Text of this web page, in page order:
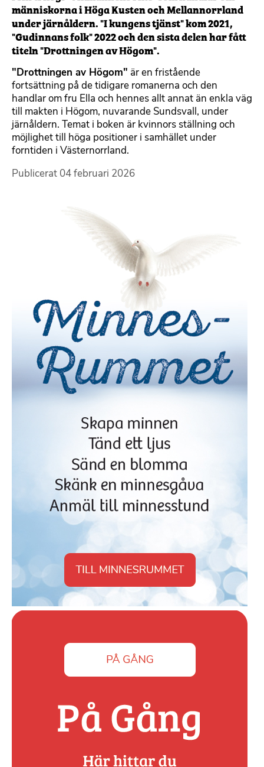
människorna i Höga Kusten och Mellannorrland
under järnåldern. "I kungens tjänst" kom 2021,
"Gudinnans folk" 2022 och den sista delen har fått
titeln "Drottningen av Högom".
"Drottningen av Högom" är en fristående
fortsättning på de tidigare romanerna och den
handlar om fru Ella och hennes allt annat än enkla väg
till makten i Högom, nuvarande Sundsvall, under
järnåldern. Temat i boken är kvinnors ställning och
möjlighet till höga positioner i samhället under
forntiden i Västernorrland.
Publicerat 04 februari 2026